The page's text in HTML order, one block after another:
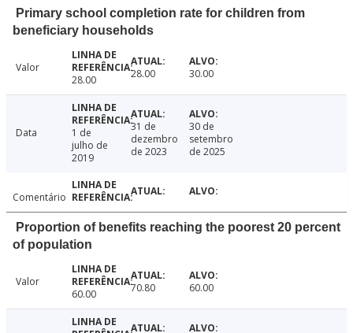
Primary school completion rate for children from
beneficiary households
Valor
28.00
28.00 30.00
Data
1 de
julho de
2019
31 de
dezembro
de 2023
30 de
setembro
de 2025
Comentário
Proportion of benefits reaching the poorest 20 percent
of population
Valor
60.00
70.80 60.00